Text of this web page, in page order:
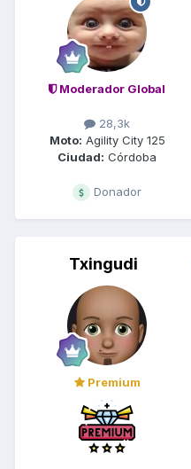
Moderador Global
28,3k
Moto: Agility City 125
Ciudad: Córdoba
Donador
Txingudi
Premium